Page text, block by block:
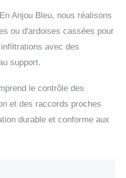
Anjou Bleu, nous réalisons
ou d'ardoises cassées pour
avec des
support.
le contrôle des
et des raccords proches
durable et conforme aux